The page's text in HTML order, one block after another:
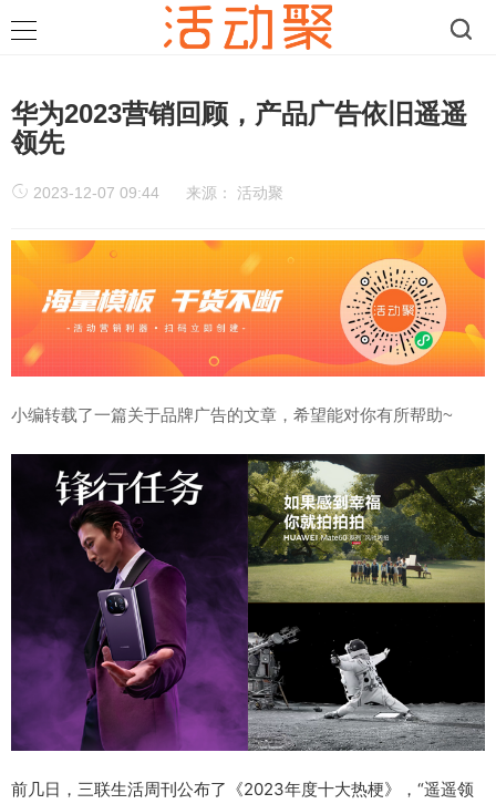
华为2023营销回顾，产品广告依旧遥遥
领先
2023-12-07 09:44 来源： 活动聚
小编转载了一篇关于品牌广告的文章，希望能对你有所帮助~
前几日，三联生活周刊公布了 《2023年度十大热梗》
，“遥遥领